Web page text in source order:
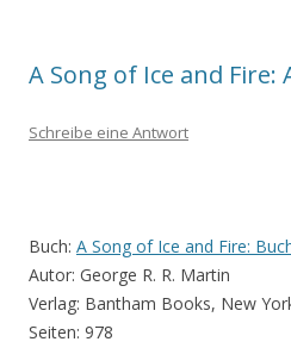
A Song of Ice and Fire:
Schreibe eine Antwort
Buch: A Song of Ice and Fire:
Autor: George R. R. Martin
Verlag: Bantham Books, New
Seiten: 978